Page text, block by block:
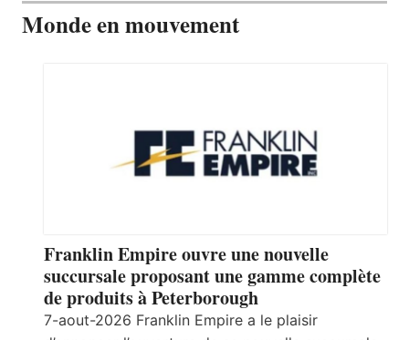
Monde en mouvement
Franklin Empire ouvre une nouvelle
succursale proposant une gamme complète
de produits à Peterborough
7-aout-2026 Franklin Empire a le plaisir